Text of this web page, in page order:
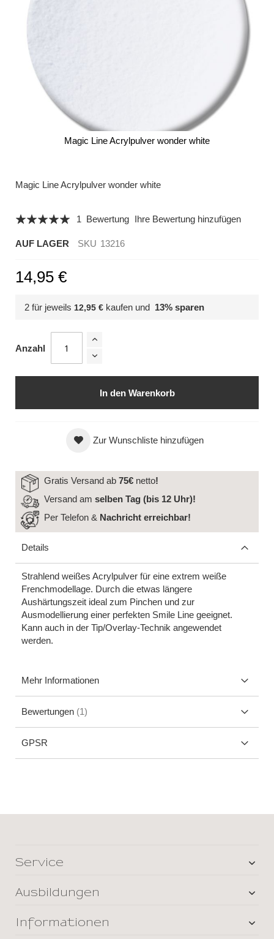
Magic Line Acrylpulver wonder white
der
Magic Line Acrylpulver wonder white
Bewertung:
1 Bewertung Ihre Bewertung hinzufügen
AUF LAGER SKU 13216
14,95 €
2 für jeweils 12,95 € kaufen und 13% sparen
Anzahl
In den Warenkorb
Zur Wunschliste hinzufügen
Gratis Versand ab 75€ netto!
Versand am selben Tag (bis 12 Uhr)!
Per Telefon & Nachricht erreichbar!
Details
Strahlend weißes Acrylpulver für eine extrem weiße
Frenchmodellage. Durch die etwas längere
Aushärtungszeit ideal zum Pinchen und zur
Ausmodellierung einer perfekten Smile Line geeignet.
Kann auch in der Tip/Overlay-Technik angewendet
werden.
Mehr Informationen
Bewertungen 1
GPSR
Service
Ausbildungen
Informationen